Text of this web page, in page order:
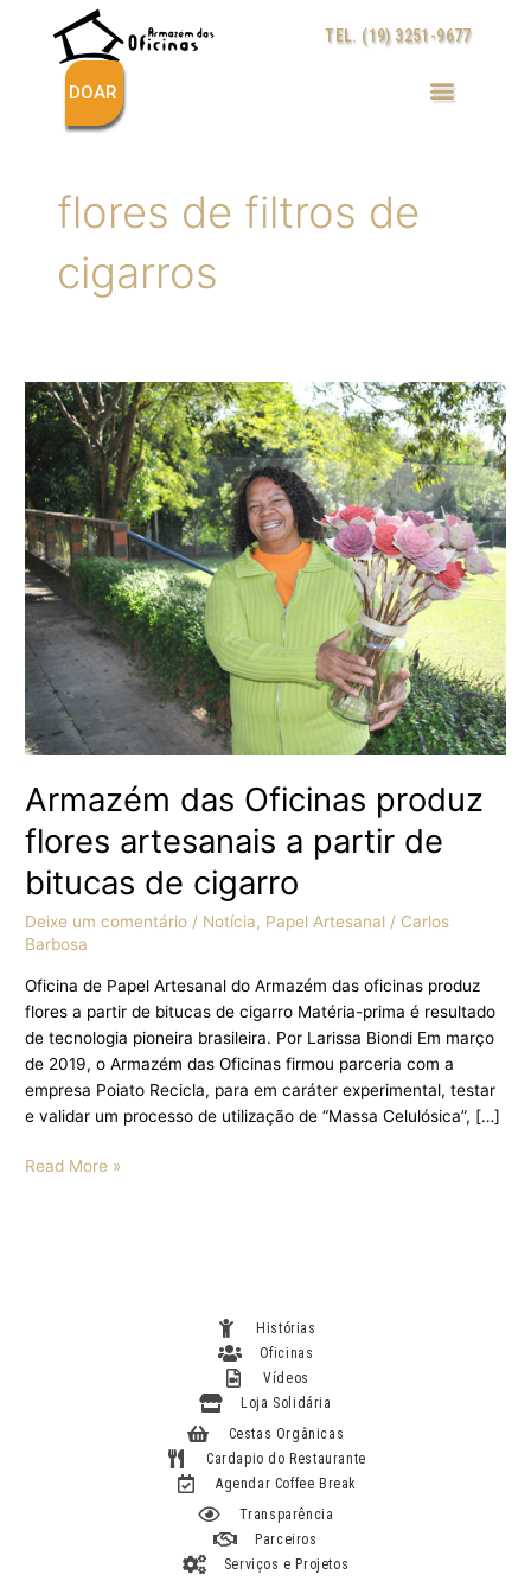
conteúdo
TEL. (19) 3251-9677
DOAR
flores de filtros de
cigarros
Armazém das Oficinas produz
flores artesanais a partir de
bitucas de cigarro
Deixe um comentário / Notícia, Papel Artesanal / Carlos
Barbosa
Oficina de Papel Artesanal do Armazém das oficinas produz
flores a partir de bitucas de cigarro Matéria-prima é resultado
de tecnologia pioneira brasileira. Por Larissa Biondi Em março
de 2019, o Armazém das Oficinas firmou parceria com a
empresa Poiato Recicla, para em caráter experimental, testar
e validar um processo de utilização de “Massa Celulósica”, […]
Armazém
das
Oficinas
produz
flores
artesanais
a
partir
de
bitucas
de
cigarro
Read More »
Histórias
Oficinas
Vídeos
Loja Solidária
Cestas Orgânicas
Cardapio do Restaurante
Agendar Coffee Break
Transparência
Parceiros
Serviços e Projetos